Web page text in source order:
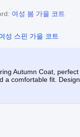
여성 봄 가을 코트
성 스핀 가을 코트
Autumn Coat,
comfortable fit.